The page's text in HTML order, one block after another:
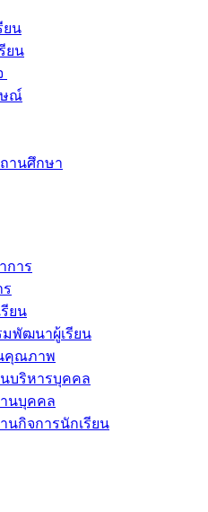
ยน
ยน
ษณ์
านศึกษา
การ
ยน
พัฒนาผู้เรียน
คุณภาพ
บริหารบุคคล
านบุคคล
นกิจการนักเรียน